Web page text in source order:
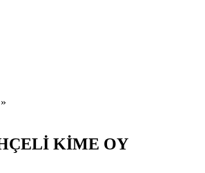
KİME OY